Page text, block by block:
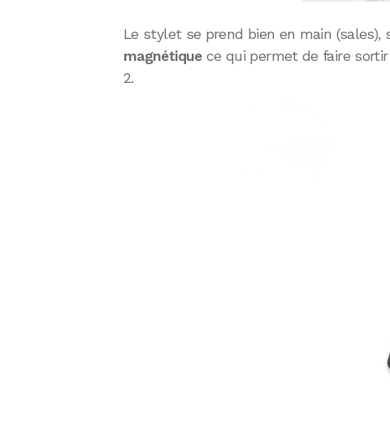
Le stylet se prend bien en main
magnétiquece qui permet de faire sortir
2.